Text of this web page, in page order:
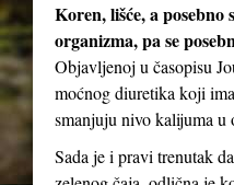
Koren, lišće, a posebno
organizma, pa se
Objavljenoj u časopisu
moćnog diuretika koji
smanjuju nivo kalijuma u
Sada je i pravi trenutak